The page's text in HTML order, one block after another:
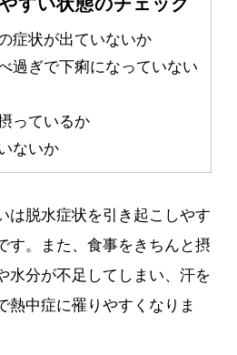
症状が出ていないか
過ぎで下痢になっていない
っているか
ないか
は脱水症状を引き起こしやす
す。また、食事をきちんと摂
水分が不足してしまい、汗を
熱中症に罹りやすくなりま